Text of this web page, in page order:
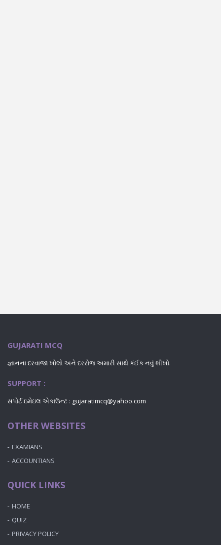
GUJARATI MCQ
જ્ઞાનના દરવાજા ખોલો અને દરરોજ અમારી સાથે કંઈક નવું શીખો.
SUPPORT :
સપોર્ટ ઇમેઇલ એકાઉન્ટ : gujaratimcq@yahoo.com
OTHER WEBSITES
EXAMIANS
ACCOUNTIANS
QUICK LINKS
HOME
QUIZ
PRIVACY POLICY